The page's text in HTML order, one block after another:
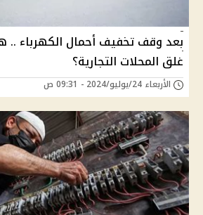
بعد وقف تخفيف أحمال الكهرباء ..
غلق المحلات التجارية؟
الأربعاء 24/يوليو/2024 - 09:31 ص